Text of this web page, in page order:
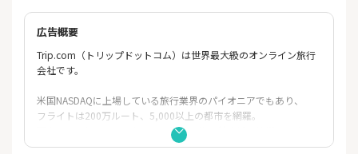
広告概要
Trip.com（トリップドットコム）は世界最大級のオンライン旅行
会社です。
米国NASDAQに上場している旅行業界のパイオニアでもあり、
フライトは200万ルート、5,000以上の都市を網羅。
国内LCCチケットはもちろん、海外の格安航空券も簡単に予約で
きます。